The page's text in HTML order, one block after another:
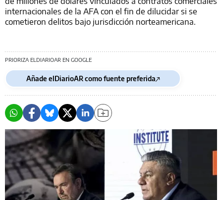
internacionales de la AFA con el fin de dilucidar si se
cometieron delitos bajo jurisdicción norteamericana.
PRIORIZA ELDIARIOAR EN GOOGLE
Añade elDiarioAR como fuente preferida